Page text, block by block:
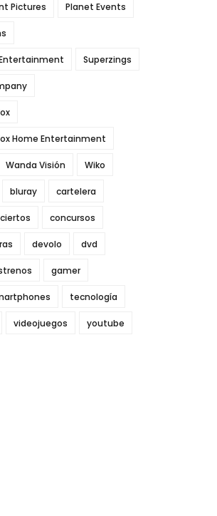
Pictures Planet Events
Superzings
Home Entertainment
Wanda Visión Wiko
bluray cartelera
concursos
devolo dvd
gamer
tecnología
videojuegos youtube